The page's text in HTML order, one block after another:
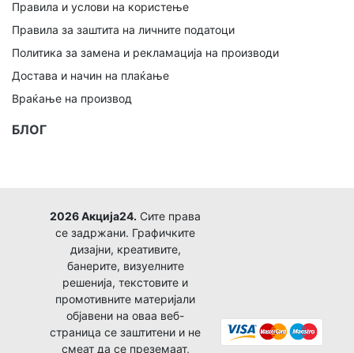
Правила и услови на користење
Правила за заштита на личните податоци
Политика за замена и рекламација на производи
Достава и начин на плаќање
Враќање на производ
БЛОГ
2026 Акција24. Сите права
се задржани. Графичките
дизајни, креативите,
банерите, визуелните
решенија, текстовите и
промотивните материјали
објавени на оваа веб-
страница се заштитени и не
смеат да се преземаат,